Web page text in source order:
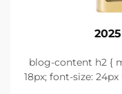
.blog-content h2 {
18px; font-size: